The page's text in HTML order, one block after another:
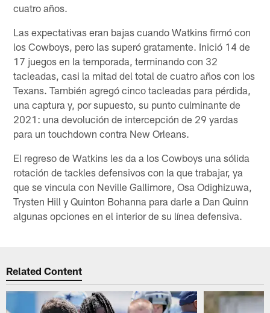
cuatro años.
Las expectativas eran bajas cuando Watkins firmó con
los Cowboys, pero las superó gratamente. Inició 14 de
17 juegos en la temporada, terminando con 32
tacleadas, casi la mitad del total de cuatro años con los
Texans. También agregó cinco tacleadas para pérdida,
una captura y, por supuesto, su punto culminante de
2021: una devolución de intercepción de 29 yardas
para un touchdown contra New Orleans.
El regreso de Watkins les da a los Cowboys una sólida
rotación de tackles defensivos con la que trabajar, ya
que se vincula con Neville Gallimore, Osa Odighizuwa,
Trysten Hill y Quinton Bohanna para darle a Dan Quinn
algunas opciones en el interior de su línea defensiva.
Related Content